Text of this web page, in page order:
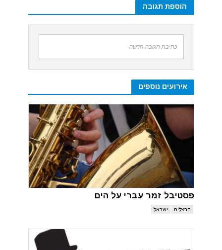
הוספת תגובה
כתיבת תגובה חדשה
אירועים נוספים
פסטיבל זמר עברי על הים
הרצליה ישראל